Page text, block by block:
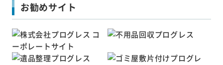
お勧めサイト